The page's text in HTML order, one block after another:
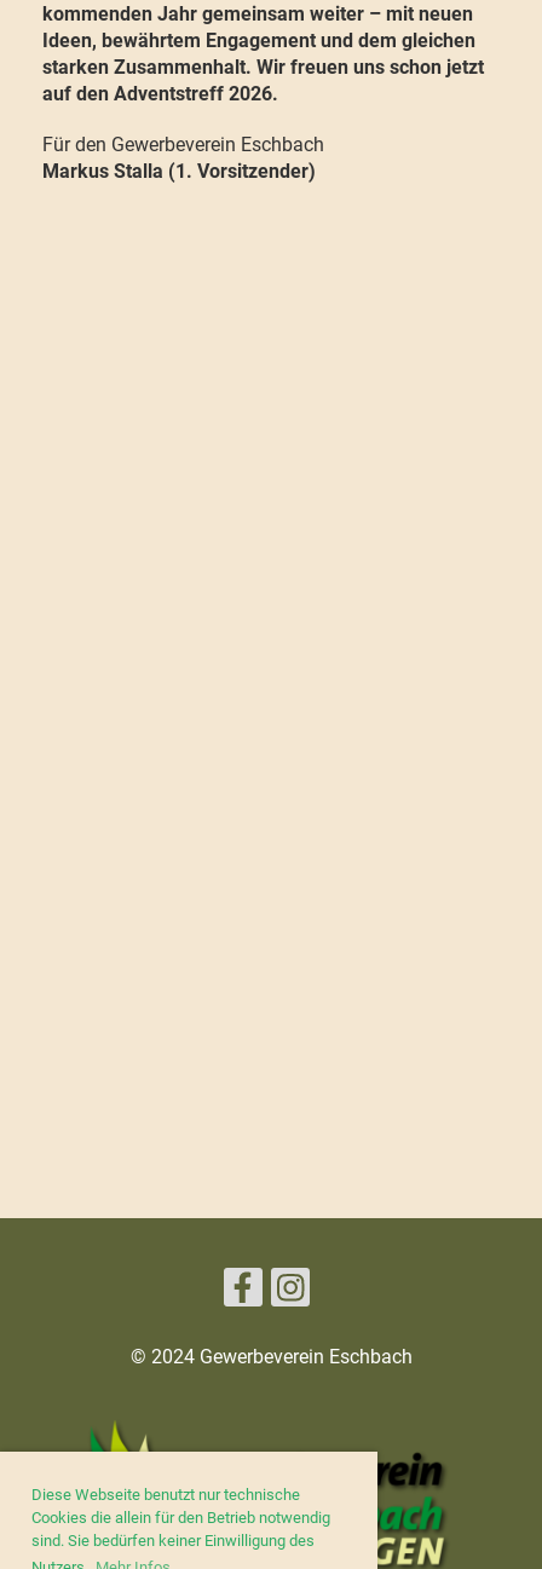
Diese Webseite benutzt nur technische
Cookies die allein für den Betrieb notwendig
sind. Sie bedürfen keiner Einwilligung des
kommenden Jahr gemeinsam weiter – mit neuen
Ideen, bewährtem Engagement und dem gleichen
starken Zusammenhalt. Wir freuen uns schon jetzt
auf den Adventstreff 2026.
Für den Gewerbeverein Eschbach
Markus Stalla (1. Vorsitzender)
© 2024 Gewerbeverein Eschbach